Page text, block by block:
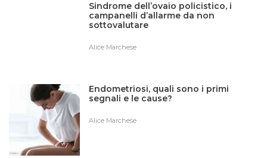
Sindrome dell’ovaio policistico, i
campanelli d’allarme da non
sottovalutare
Alice Marchese
Endometriosi, quali sono i primi
segnali e le cause?
Alice Marchese